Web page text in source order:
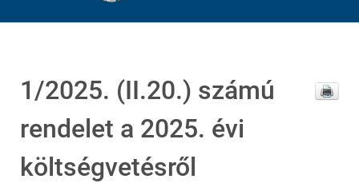
1/2025. (II.20.) számú
rendelet a 2025. évi
költségvetésről